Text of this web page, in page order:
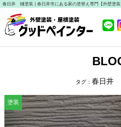
春日井 樋塗装 | 春日井市にある家の塗替え専門【外壁塗
タグ： 春日井
塗装